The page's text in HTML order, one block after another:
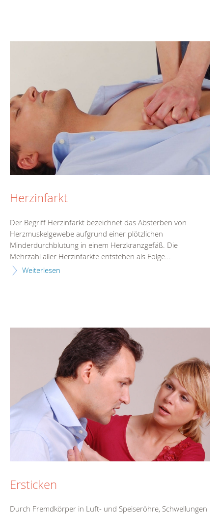
Herzinfarkt
Der Begriff Herzinfarkt bezeichnet das Absterben von
Herzmuskelgewebe aufgrund einer plötzlichen
Minderdurchblutung in einem Herzkranzgefäß. Die
Mehrzahl aller Herzinfarkte entstehen als Folge...
Weiterlesen
Ersticken
Durch Fremdkörper in Luft- und Speiseröhre, Schwellungen